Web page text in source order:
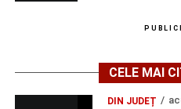
CELE MAI
DIN JUDEȚ